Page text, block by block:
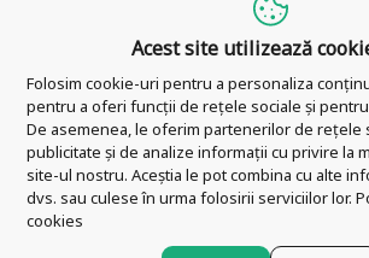
Newsletter
Pharm Ahead
Acest site utilizează
Folosim cookie-uri pentru a personaliza
pentru a oferi funcții de rețele sociale și
De asemenea, le oferim partenerilor de rețele
publicitate și de analize informații cu privire la
site-ul nostru. Aceștia le pot combina cu alte
dvs. sau culese în urma folosirii serviciilor lor.
cookies